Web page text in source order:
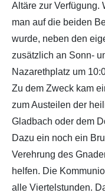
Altäre zur Verfügung.
man auf die beiden
wurde, neben den
zusätzlich an Sonn-
Nazarethplatz um
Zu dem Zweck kam
zum Austeilen der
Gladbach oder dem
Dazu ein noch ein
Verehrung des
helfen. Die
alle Viertelstunden.